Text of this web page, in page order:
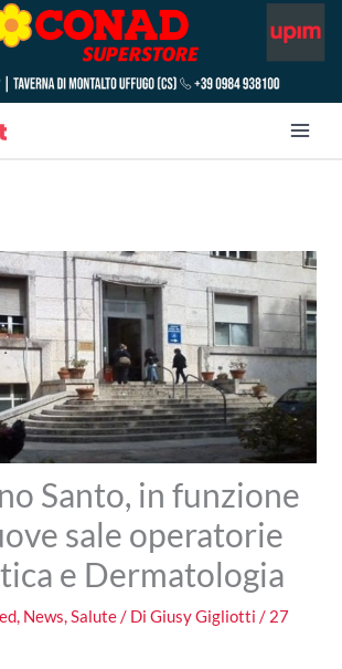
Santo, in funzione
sale operatorie
e Dermatologia
, News,Salute/ DiGiusy Gigliotti/ 27